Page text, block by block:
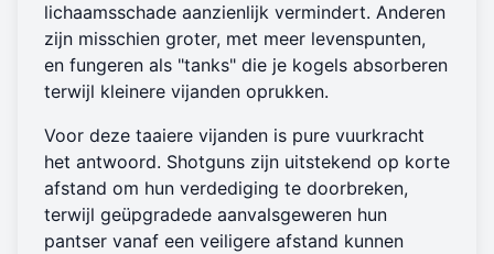
lichaamsschade aanzienlijk vermindert. Anderen
zijn misschien groter, met meer levenspunten,
en fungeren als "tanks" die je kogels absorberen
terwijl kleinere vijanden oprukken.
Voor deze taaiere vijanden is pure vuurkracht
het antwoord. Shotguns zijn uitstekend op korte
afstand om hun verdediging te doorbreken,
terwijl geüpgradede aanvalsgeweren hun
pantser vanaf een veiligere afstand kunnen